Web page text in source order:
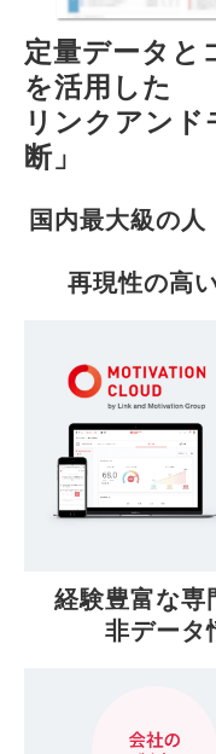
定量データと
を活用した
リンクアン
断」
国内最大級の
再現性の高
経験豊富な専
非データ